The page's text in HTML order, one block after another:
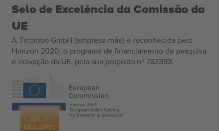
Selo de Excelência da Comissão da
UE
A Ticombo GmbH (empresa-mãe) é reconhecida pelo
Horizon 2020, o programa de financiamento de pesquisa
e inovação da UE, pela sua proposta nº 782393.